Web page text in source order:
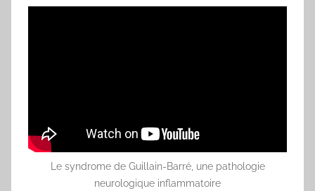
Le syndrome de Guillain-Barré, une pathologie
neurologique inflammatoire